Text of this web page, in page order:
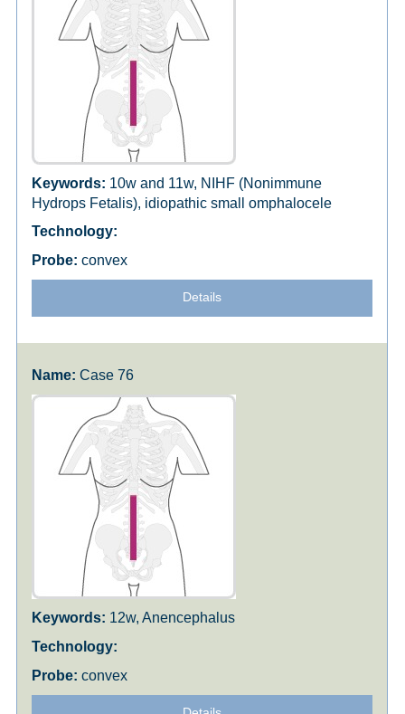
10w and 11w, NIHF (Nonimmune
Hydrops Fetalis), idiopathic small omphalocele
convex
Details
Case 76
12w, Anencephalus
convex